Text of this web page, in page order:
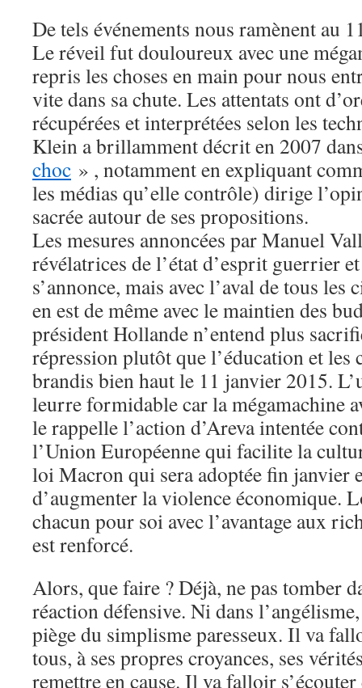
De tels événements nous ramènent au
Le réveil fut douloureux avec une
repris les choses en main pour nous
vite dans sa chute. Les attentats ont
récupérées et interprétées selon les
Klein a brillamment décrit en 2007
choc » , notamment en expliquant
les médias qu’elle contrôle) dirige
sacrée autour de ses propositions.
Les mesures annoncées par Manuel
révélatrices de l’état d’esprit guerrier
s’annonce, mais avec l’aval de tous les
en est de même avec le maintien des
président Hollande n’entend plus
répression plutôt que l’éducation et les
brandis bien haut le 11 janvier 2015.
leurre formidable car la mégamachine
le rappelle l’action d’Areva intentée
l’Union Européenne qui facilite la
loi Macron qui sera adoptée fin janvier
d’augmenter la violence économique.
chacun pour soi avec l’avantage aux
est renforcé.
Alors, que faire ? Déjà, ne pas tomber
réaction défensive. Ni dans
piège du simplisme paresseux. Il va
tous, à ses propres croyances, ses
remettre en cause. Il va falloir